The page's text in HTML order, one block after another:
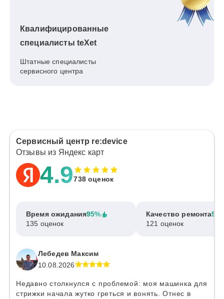
Квалифицированные
специалисты teXet
Штатные специалисты
сервисного центра
Сервисный центр re:device
Отзывы из Яндекс карт
4.9738 оценок
Время ожидания95%
135 оценок
Качество ремонта
121 оценок
Лебедев Максим
10.08.2026
Недавно столкнулся с проблемой: моя машинка для
стрижки начала жутко греться и вонять. Отнес в